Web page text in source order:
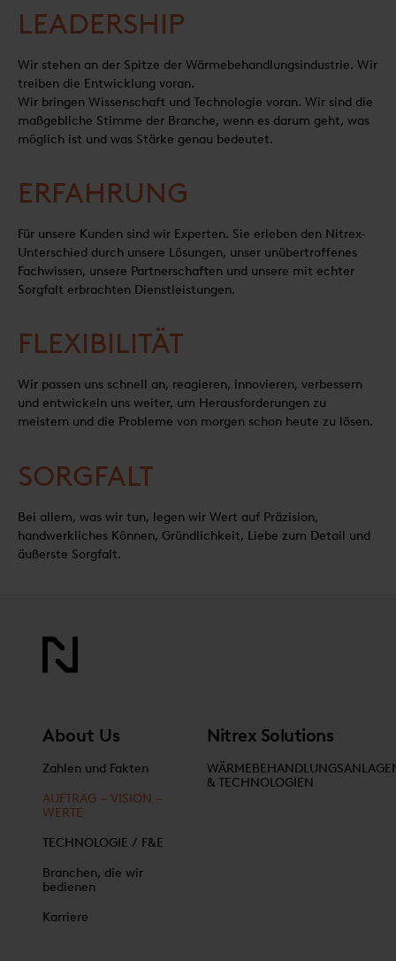
LEADERSHIP
Wir stehen an der Spitze der Wärmebehandlungsindustrie. Wir
treiben die Entwicklung voran.
Wir bringen Wissenschaft und Technologie voran. Wir sind die
maßgebliche Stimme der Branche, wenn es darum geht, was
möglich ist und was Stärke genau bedeutet.
ERFAHRUNG
Für unsere Kunden sind wir Experten. Sie erleben den Nitrex-
Unterschied durch unsere Lösungen, unser unübertroffenes
Fachwissen, unsere Partnerschaften und unsere mit echter
Sorgfalt erbrachten Dienstleistungen.
FLEXIBILITÄT
Wir passen uns schnell an, reagieren, innovieren, verbessern
und entwickeln uns weiter, um Herausforderungen zu
meistern und die Probleme von morgen schon heute zu lösen.
SORGFALT
Bei allem, was wir tun, legen wir Wert auf Präzision,
handwerkliches Können, Gründlichkeit, Liebe zum Detail und
äußerste Sorgfalt.
About Us
Zahlen und Fakten
AUFTRAG – VISION –
WERTE
TECHNOLOGIE / F&E
Branchen, die wir
bedienen
Karriere
Nitrex Solutions
& TECHNOLOGIEN